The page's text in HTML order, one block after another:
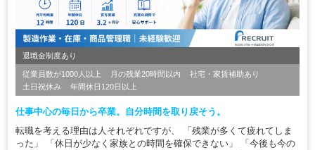
退職金制度あり
従業員数が1000人以上 月の残業20時間以内
社宅・家賃補助あり
土日祝休み
年間休日120日以上
仕事中心の毎日から卒業。自分時間を取り戻そう。
転職を考える理由は人それぞれですが、 「残業が多くて疲れてしま
った」 「休日が少なく家族との時間を確保できない」 「今後も今の